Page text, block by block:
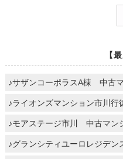
【
♪サザンコーポラスA棟 中古
♪ライオンズマンション市川
♪モアステージ市川 中古マン
♪グランシティユーロレジデ